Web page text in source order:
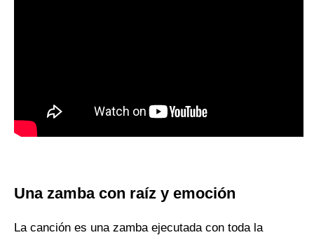
Una zamba con raíz y emoción
La canción es una zamba ejecutada con toda la